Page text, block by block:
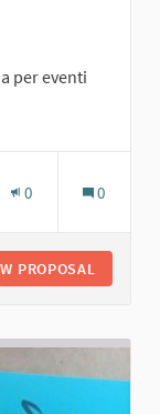
per eventi
0 0
PROPOSAL